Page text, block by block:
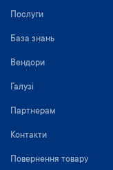
Послуги
База знань
Вендори
Галузі
Партнерам
Контакти
Повернення товару